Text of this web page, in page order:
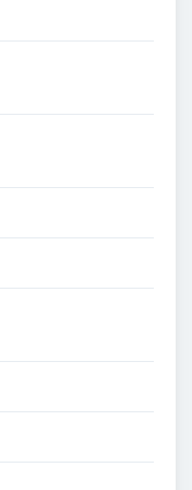
İŞ KOLUNDA
FİRMAMIZ